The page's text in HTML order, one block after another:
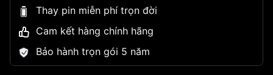
Thay pin miễn phí trọn đời
Cam kết hàng chính hãng
Bảo hành trọn gói 5 năm